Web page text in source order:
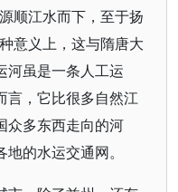
顺江水而下，至于扬
意义上，这与隋唐大
河虽是一条人工运
言，它比很多自然江
众多东西走向的河
的水运交通网。